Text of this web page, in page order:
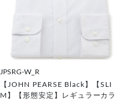
JPSRG-W_R
【JOHN PEARSE Black】【SLI
M】【形態安定】レギュラーカラ